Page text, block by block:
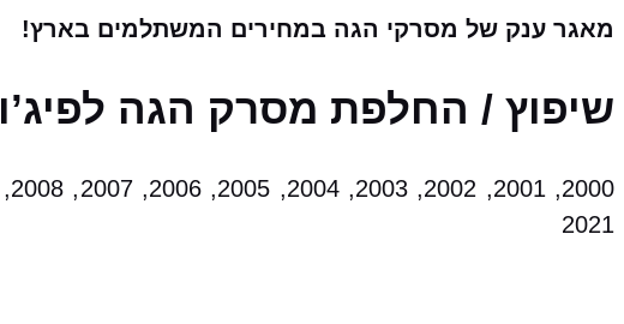
מאגר ענק של מסרקי הגה במחירים המשתלמים בארץ!
שיפוץ / החלפת מסרק הגה לפיג’ו 107 מהתת מודלים הבאים:
2021